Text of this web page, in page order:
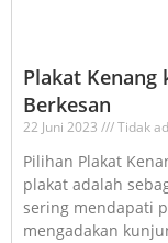
Plakat Kenang
Berkesan
22 Juni 2023 Tidak
Pilihan Plakat
plakat adalah
sering mendapati
mengadakan